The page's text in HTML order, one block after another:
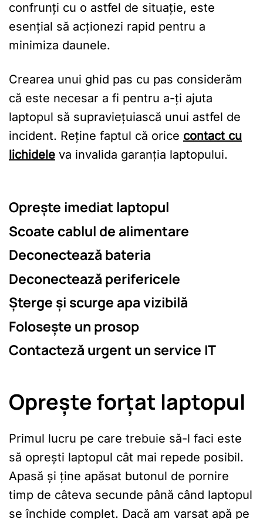
confrunți cu o astfel de situație, este
esențial să acționezi rapid pentru a
minimiza daunele.
Crearea unui ghid pas cu pas considerăm
că este necesar a fi pentru a-ți ajuta
laptopul să supraviețuiască unui astfel de
incident. Reține faptul că orice contact cu
lichidele va invalida garanția laptopului.
Oprește imediat laptopul
Scoate cablul de alimentare
Deconectează bateria
Deconectează perifericele
Șterge și scurge apa vizibilă
Folosește un prosop
Contacteză urgent un service IT
Oprește forțat laptopul
Primul lucru pe care trebuie să-l faci este
să oprești laptopul cât mai repede posibil.
Apasă și ține apăsat butonul de pornire
timp de câteva secunde până când laptopul
se închide complet. Dacă am varsat apă pe